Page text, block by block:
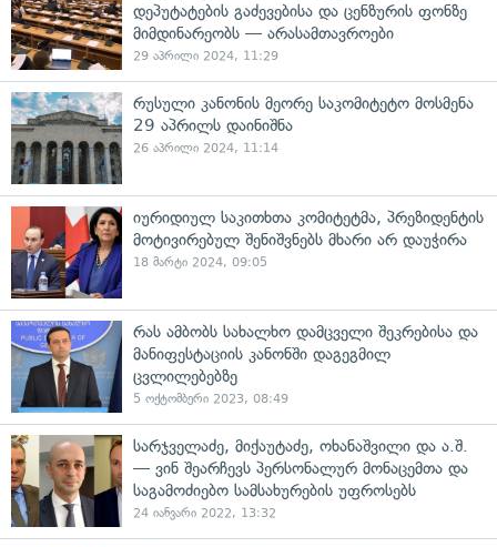
დეპუტატების გაძევებისა და ცენზურის ფონზე
მიმდინარეობს — არასამთავროები
29 აპრილი 2024, 11:29
რუსული კანონის მეორე საკომიტეტო მოსმენა
29 აპრილს დაინიშნა
26 აპრილი 2024, 11:14
იურიდიულ საკითხთა კომიტეტმა, პრეზიდენტის
მოტივირებულ შენიშვნებს მხარი არ დაუჭირა
18 მარტი 2024, 09:05
რას ამბობს სახალხო დამცველი შეკრებისა და
მანიფესტაციის კანონში დაგეგმილ
ცვლილებებზე
5 ოქტომბერი 2023, 08:49
სარჯველაძე, მიქაუტაძე, ოხანაშვილი და ა.შ.
— ვინ შეარჩევს პერსონალურ მონაცემთა და
საგამოძიებო სამსახურების უფროსებს
24 იანვარი 2022, 13:32